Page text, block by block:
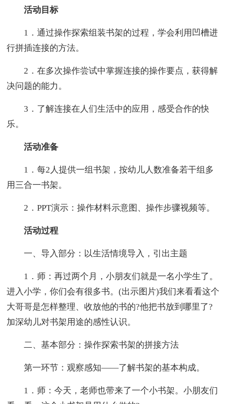
活动目标
1．通过操作探索组装书架的过程，学会利用凹槽进
行拼插连接的方法。
2．在多次操作尝试中掌握连接的操作要点，获得解
决问题的能力。
3．了解连接在人们生活中的应用，感受合作的快
乐。
活动准备
1．每2人提供一组书架，按幼儿人数准备若干组多
用三合一书架。
2．PPT演示：操作材料示意图、操作步骤视频等。
活动过程
一、导入部分：以生活情境导入，引出主题
1．师：再过两个月，小朋友们就是一名小学生了。
进入小学，你们会有很多书。(出示图片)我们来看看这个
大哥哥是怎样整理、收放他的书的?他把书放到哪里了?
加深幼儿对书架用途的感性认识。
二、基本部分：操作探索书架的拼接方法
第一环节：观察感知——了解书架的基本构成。
1．师：今天，老师也带来了一个小书架。小朋友们